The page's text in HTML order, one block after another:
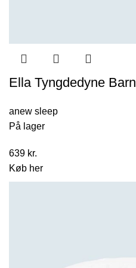
Ella Tyngdedyne Barn
anew sleep
På lager
639 kr.
Køb her